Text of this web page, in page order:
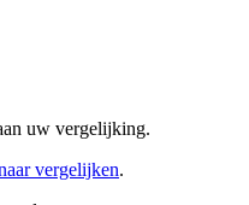
uw vergelijking.
vergelijken.